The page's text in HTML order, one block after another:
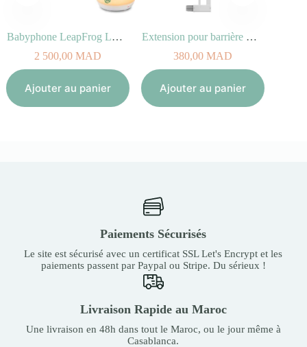
Babyphone LeapFrog LF925HD 360° avec Wifi et Moniteur
2 500,00MAD
Ajouter au panier
Extension pour barrière Easylock Flat Step – 10 cm
380,00MAD
Ajouter au panier
Paiements Sécurisés
Le site est sécurisé avec un certificat SSL Let's Encrypt et les
paiements passent par Paypal ou Stripe. Du sérieux !
Livraison Rapide au Maroc
Une livraison en 48h dans tout le Maroc, ou le jour même à
Casablanca.